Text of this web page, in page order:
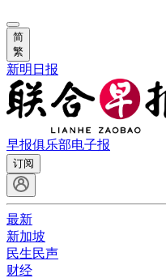
简
繁
新明日报
早报俱乐部电子报
订阅
最新
新加坡
民生民声
财经